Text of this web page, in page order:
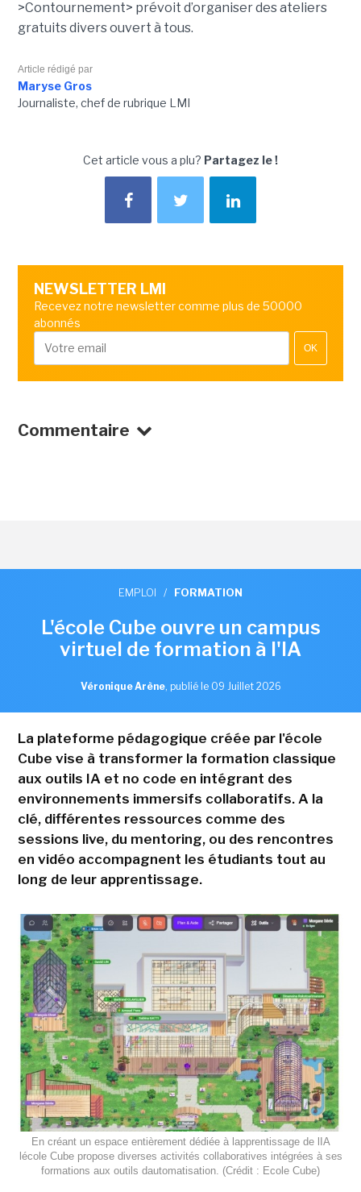
>Contournement> prévoit d’organiser des ateliers
gratuits divers ouvert à tous.
Article rédigé par
Maryse Gros
Journaliste, chef de rubrique LMI
Cet article vous a plu? Partagez le !
NEWSLETTER LMI
Recevez notre newsletter comme plus de 50000
abonnés
OK
Commentaire
EMPLOI / FORMATION
L'école Cube ouvre un campus
virtuel de formation à l'IA
Véronique Arène, publié le 09 Juillet 2026
La plateforme pédagogique créée par l'école
Cube vise à transformer la formation classique
aux outils IA et no code en intégrant des
environnements immersifs collaboratifs. A la
clé, différentes ressources comme des
sessions live, du mentoring, ou des rencontres
en vidéo accompagnent les étudiants tout au
long de leur apprentissage.
En créant un espace entièrement dédiée à lapprentissage de lIA
lécole Cube propose diverses activités collaboratives intégrées à ses
formations aux outils dautomatisation. (Crédit : Ecole Cube)